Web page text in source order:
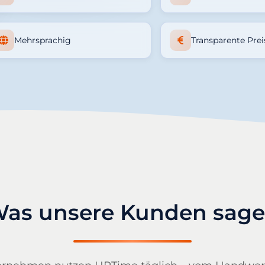
Mehrsprachig Transparente
unsere Kunden